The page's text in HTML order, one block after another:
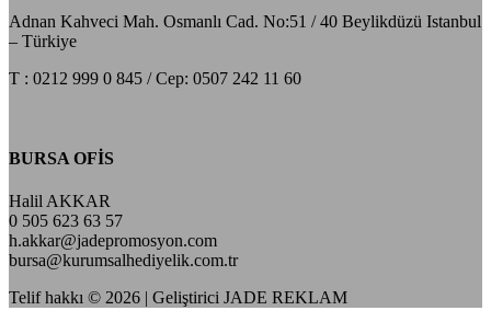
Adnan Kahveci Mah. Osmanlı Cad. No:51 / 40 Beylikdüzü Istanbul
– Türkiye
T : 0212 999 0 845 / Cep: 0507 242 11 60
BURSA OFİS
Halil AKKAR
0 505 623 63 57
h.akkar@jadepromosyon.com
bursa@kurumsalhediyelik.com.tr
Telif hakkı © 2026 | Geliştirici JADE REKLAM